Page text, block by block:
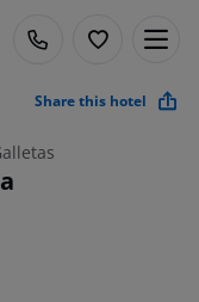
Share this hotel